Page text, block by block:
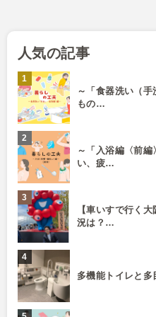
人気の記事
～「食器洗い（
もの…
～「入浴編〈前
い、疲…
【車いすで行く
況は？…
多機能トイレと